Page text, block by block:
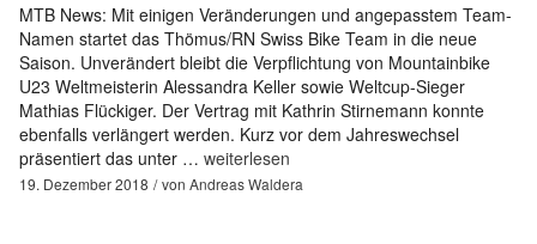
MTB News: Mit einigen Veränderungen und angepasstem Team-
Namen startet das Thömus/RN Swiss Bike Team in die neue
Saison. Unverändert bleibt die Verpflichtung von Mountainbike
U23 Weltmeisterin Alessandra Keller sowie Weltcup-Sieger
Mathias Flückiger. Der Vertrag mit Kathrin Stirnemann konnte
ebenfalls verlängert werden. Kurz vor dem Jahreswechsel
präsentiert das unter … weiterlesen
19. Dezember 2018 von Andreas Waldera